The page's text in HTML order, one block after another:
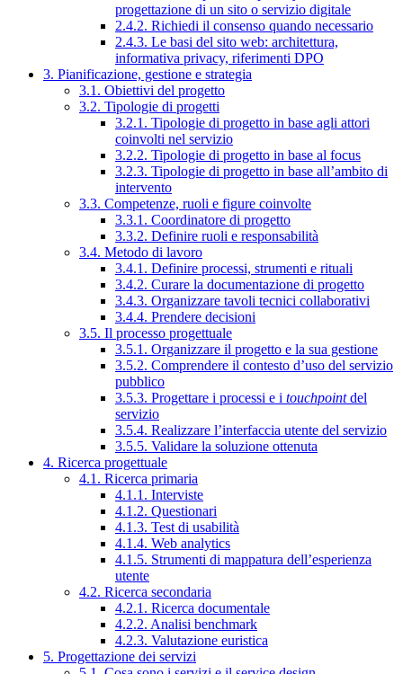
progettazione di un sito o servizio digitale
2.4.2. Richiedi il consenso quando necessario
2.4.3. Le basi del sito web: architettura,
informativa privacy, riferimenti DPO
3. Pianificazione, gestione e strategia
3.1. Obiettivi del progetto
3.2. Tipologie di progetti
3.2.1. Tipologie di progetto in base agli attori
coinvolti nel servizio
3.2.2. Tipologie di progetto in base al focus
3.2.3. Tipologie di progetto in base all’ambito di
intervento
3.3. Competenze, ruoli e figure coinvolte
3.3.1. Coordinatore di progetto
3.3.2. Definire ruoli e responsabilità
3.4. Metodo di lavoro
3.4.1. Definire processi, strumenti e rituali
3.4.2. Curare la documentazione di progetto
3.4.3. Organizzare tavoli tecnici collaborativi
3.4.4. Prendere decisioni
3.5. Il processo progettuale
3.5.1. Organizzare il progetto e la sua gestione
3.5.2. Comprendere il contesto d’uso del servizio
pubblico
3.5.3. Progettare i processi e i touchpointdel
servizio
3.5.4. Realizzare l’interfaccia utente del servizio
3.5.5. Validare la soluzione ottenuta
4. Ricerca progettuale
4.1. Ricerca primaria
4.1.1. Interviste
4.1.2. Questionari
4.1.3. Test di usabilità
4.1.4. Web analytics
4.1.5. Strumenti di mappatura dell’esperienza
utente
4.2. Ricerca secondaria
4.2.1. Ricerca documentale
4.2.2. Analisi benchmark
4.2.3. Valutazione euristica
5. Progettazione dei servizi